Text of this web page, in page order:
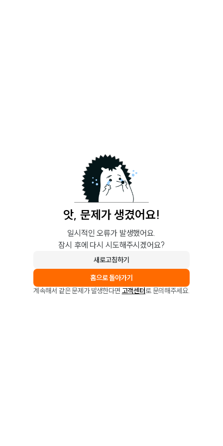
앗, 문제가 생겼어요!
일시적인 오류가 발생했어요.
잠시 후에 다시 시도해주시겠어요?
새로고침하기
홈으로 돌아가기
계속해서 같은 문제가 발생한다면 고객센터로 문의해주세요.